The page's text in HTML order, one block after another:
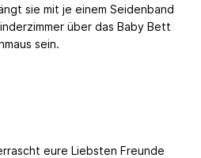
sie mit je einem Seidenband
über das Baby Bett
sein.
eure Liebsten Freunde